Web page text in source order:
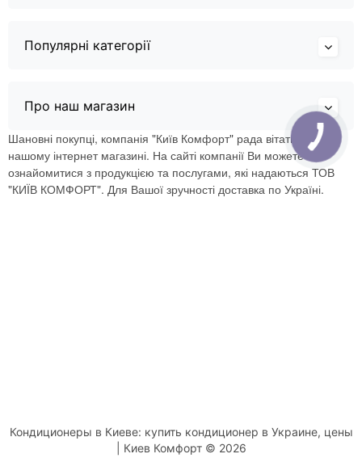
Популярні категорії
Про наш магазин
Шановні покупці, компанія "Київ Комфорт" рада вітати Вас в
нашому інтернет магазині. На сайті компанії Ви можете
ознайомитися з продукцією та послугами, які надаються ТОВ
"КИЇВ КОМФОРТ". Для Вашої зручності доставка по Україні.
Кондиционеры в Киеве: купить кондиционер в Украине, цены
| Киев Комфорт © 2026